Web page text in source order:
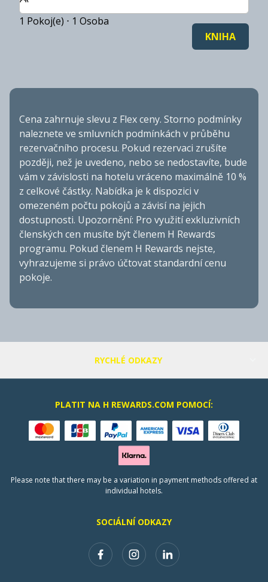
1 Pokoj(e) ⋅ 1 Osoba
KNIHA
Cena zahrnuje slevu z Flex ceny. Storno podmínky
naleznete ve smluvních podmínkách v průběhu
rezervačního procesu. Pokud rezervaci zrušíte
později, než je uvedeno, nebo se nedostavíte, bude
vám v závislosti na hotelu vráceno maximálně 10 %
z celkové částky. Nabídka je k dispozici v
omezeném počtu pokojů a závisí na jejich
dostupnosti. Upozornění: Pro využití exkluzivních
členských cen musíte být členem H Rewards
programu. Pokud členem H Rewards nejste,
vyhrazujeme si právo účtovat standardní cenu
pokoje.
RYCHLÉ ODKAZY
SOCIÁLNÍ ODKAZY
PLATIT NA H REWARDS.COM POMOCÍ:
Please note that there may be a variation in payment methods offered at
individual hotels.